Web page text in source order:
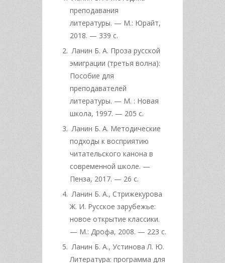
преподавания
литературы. — М.: Юрайт,
2018. — 339 с.
Ланин Б. А. Проза русской
эмиграции (третья волна):
Пособие для
преподавателей
литературы. — М. : Новая
школа, 1997. — 205 с.
Ланин Б. А. Методические
подходы к восприятию
читательского канона в
современной школе. —
Пенза, 2017. — 26 с.
Ланин Б. А., Стрижекурова
Ж. И. Русское зарубежье:
новое открытие классики.
— М.: Дрофа, 2008. — 223 с.
Ланин Б. А., Устинова Л. Ю.
Литература: программа для